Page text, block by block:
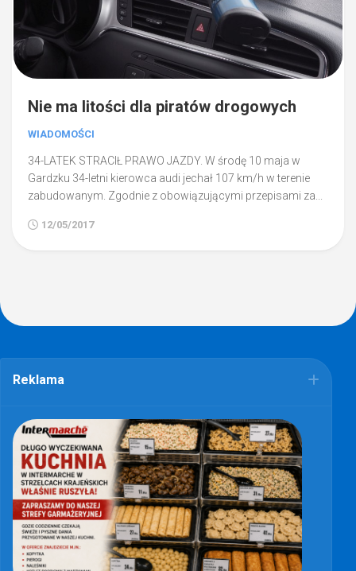
Nie ma litości dla piratów drogowych
WIADOMOŚCI
34-LATEK STRACIŁ PRAWO JAZDY. W środę 10 maja w
Gardzku 34-letni kierowca audi jechał 107 km/h w terenie
zabudowanym. Zgodnie z obowiązującymi przepisami za...
12/05/2017
Reklama